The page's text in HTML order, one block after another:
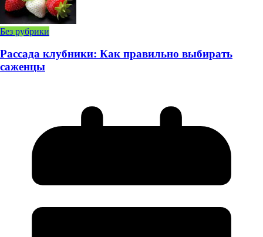
Без рубрики
Рассада клубники: Как правильно выбирать
саженцы